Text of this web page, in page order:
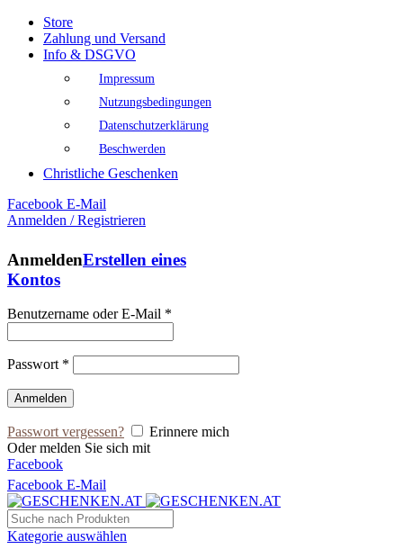
Store
Zahlung und Versand
Info & DSGVO
Impressum
Nutzungsbedingungen
Datenschutzerklärung
Beschwerden
Christliche Geschenken
Facebook E-Mail
Anmelden / Registrieren
AnmeldenErstellen eines
Kontos
Benutzername oder E-Mail *
Passwort *
Anmelden
Passwort vergessen?
Erinnere mich
Oder melden Sie sich mit
Facebook
Facebook E-Mail
Kategorie auswählen